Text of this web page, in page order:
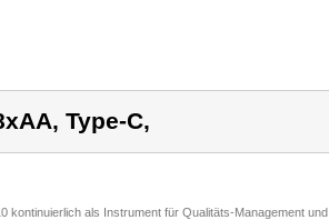
Type-C,
kontinuierlich als Instrument für Qualitäts-Management und